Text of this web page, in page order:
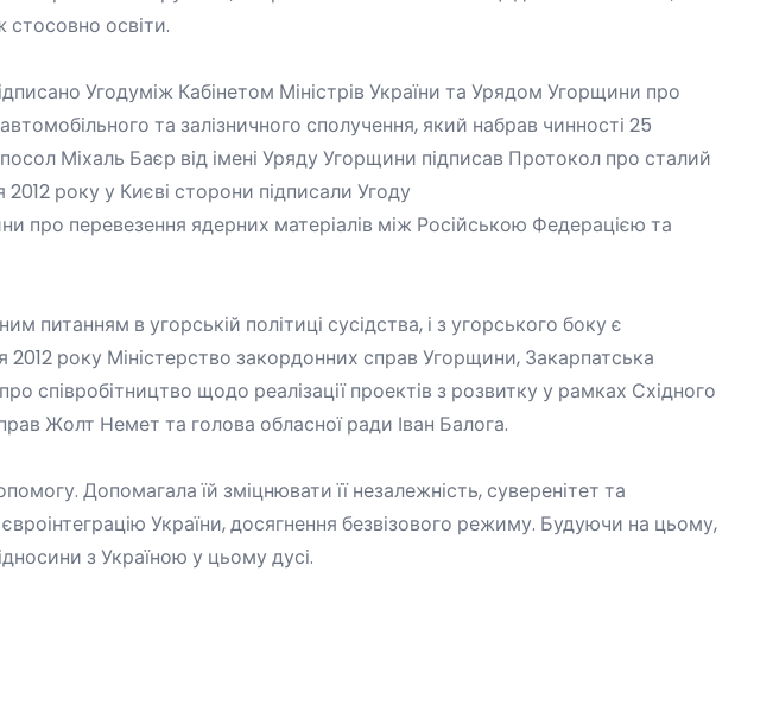
стосовно освіти.
Угодуміж Кабінетом Міністрів України та Урядом Угорщини про
та залізничного сполучення, який набрав чинності 25
Міхаль Баєр від імені Уряду Угорщини підписав Протокол про сталий
року у Києві сторони підписали Угоду
про перевезення ядерних матеріалів між Російською Федерацією та
питанням в угорській політиці сусідства, і з угорського боку є
року Міністерство закордонних справ Угорщини, Закарпатська
співробітництво щодо реалізації проектів з розвитку у рамках Східного
Жолт Немет та голова обласної ради Іван Балога.
Допомагала їй зміцнювати її незалежність, суверенітет та
України, досягнення безвізового режиму. Будуючи на цьому,
з Україною у цьому дусі.